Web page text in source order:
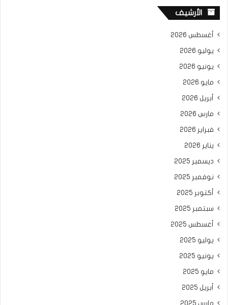
الأرشيف
أغسطس 2026
يوليو 2026
يونيو 2026
مايو 2026
أبريل 2026
مارس 2026
فبراير 2026
يناير 2026
ديسمبر 2025
نوفمبر 2025
أكتوبر 2025
سبتمبر 2025
أغسطس 2025
يوليو 2025
يونيو 2025
مايو 2025
أبريل 2025